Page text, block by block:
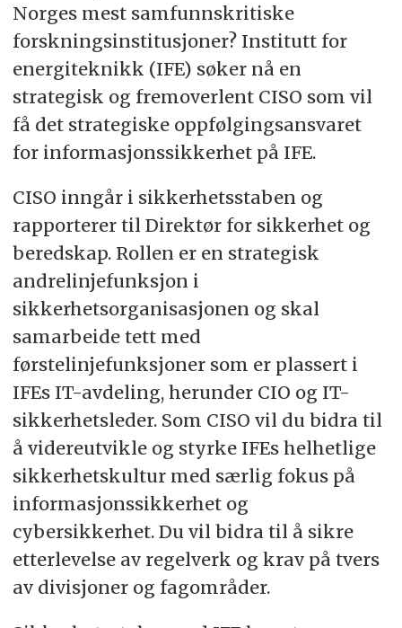
Norges mest samfunnskritiske
forskningsinstitusjoner? Institutt for
energiteknikk (IFE) søker nå en
strategisk og fremoverlent CISO som vil
få det strategiske oppfølgingsansvaret
for informasjonssikkerhet på IFE.
CISO inngår i sikkerhetsstaben og
rapporterer til Direktør for sikkerhet og
beredskap. Rollen er en strategisk
andrelinjefunksjon i
sikkerhetsorganisasjonen og skal
samarbeide tett med
førstelinjefunksjoner som er plassert i
IFEs IT-avdeling, herunder CIO og IT-
sikkerhetsleder. Som CISO vil du bidra til
å videreutvikle og styrke IFEs helhetlige
sikkerhetskultur med særlig fokus på
informasjonssikkerhet og
cybersikkerhet. Du vil bidra til å sikre
etterlevelse av regelverk og krav på tvers
av divisjoner og fagområder.